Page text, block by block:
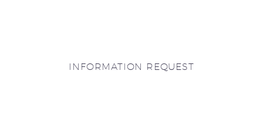
INFORMATION REQUEST